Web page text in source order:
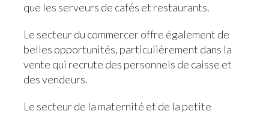
que les serveurs de cafés et restaurants.
Le secteur du commercer offre également de
belles opportunités, particulièrement dans la
vente qui recrute des personnels de caisse et
des vendeurs.
Le secteur de la maternité et de la petite